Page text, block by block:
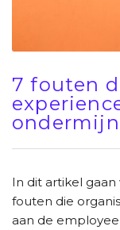
7 fouten
In dit artikel
fouten die
aan de